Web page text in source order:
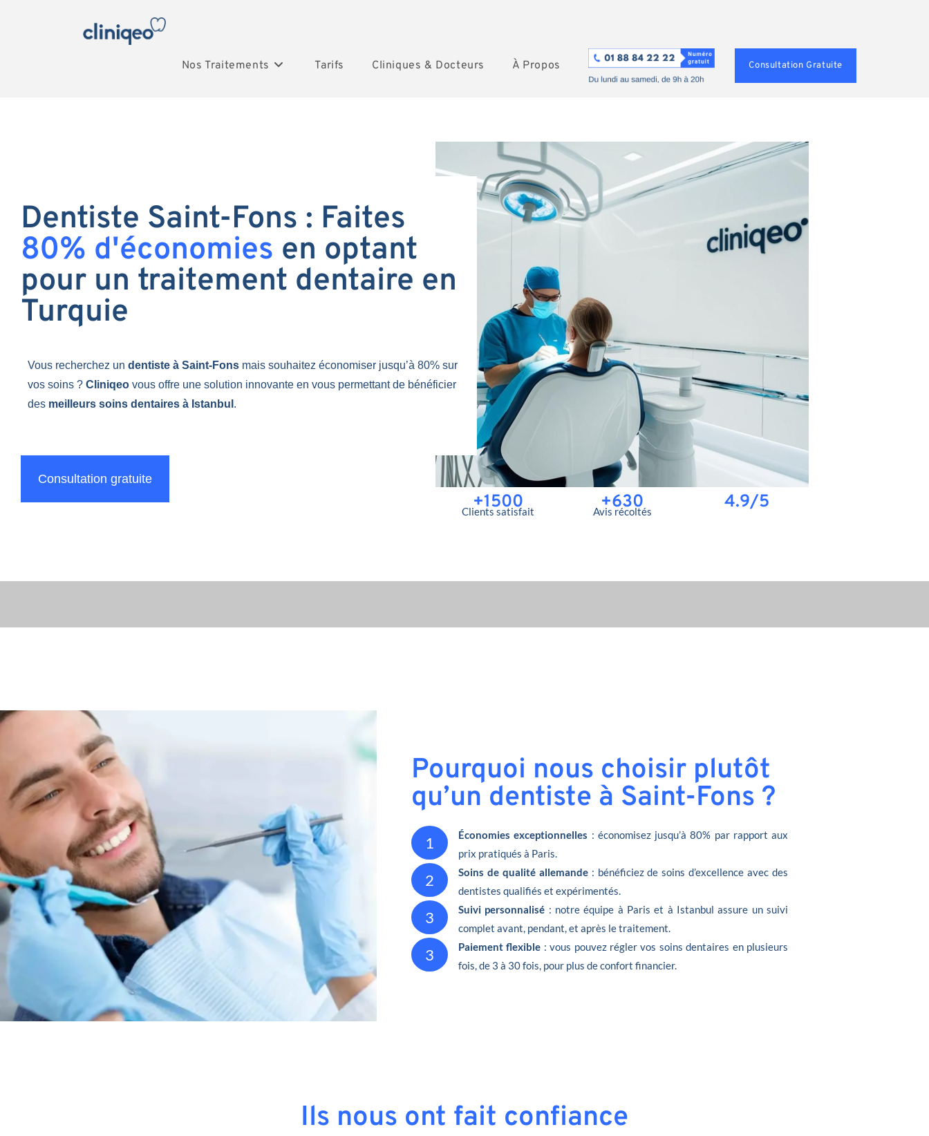
Nos Traitements Tarifs Cliniques & Docteurs À Propos Consultation Gratuite
Dentiste Saint-Fons : Faites
80% d'économies en optant
pour un traitement dentaire en
Turquie
Vous recherchez un dentiste à Saint-Fons mais souhaitez économiser jusqu’à 80% sur
vos soins ? Cliniqeo vous offre une solution innovante en vous permettant de bénéficier
des meilleurs soins dentaires à Istanbul .
Consultation gratuite
+1500
Clients satisfait +630
Avis récoltés 4.9/5
Pourquoi nous choisir plutôt
qu’un dentiste à Saint-Fons ?
1 Économies exceptionnelles : économisez jusqu’à 80% par rapport aux
prix pratiqués à Paris.
2 Soins de qualité allemande: bénéficiez de soins d’excellence avec des
dentistes qualifiés et expérimentés.
3 Suivi personnalisé : notre équipe à Paris et à Istanbul assure un suivi
complet avant, pendant, et après le traitement.
3 Paiement flexible : vous pouvez régler vos soins dentaires en plusieurs
fois, de 3 à 30 fois, pour plus de confort financier.
Ils nous ont fait confiance